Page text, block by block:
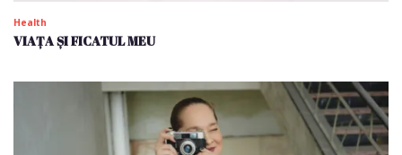
Health
VIAȚA ȘI FICATUL MEU